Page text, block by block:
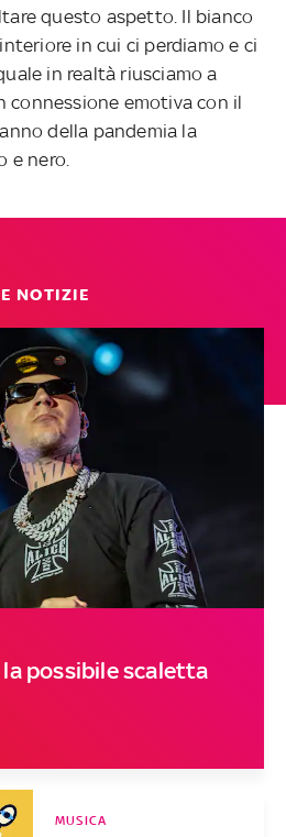
questo aspetto. Il bianco
in cui ci perdiamo e ci
in realtà riusciamo a
connessione emotiva con il
della pandemia la
e nero.
NOTIZIE
la possibile scaletta
MUSICA